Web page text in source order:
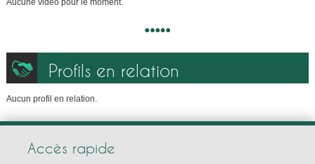
Aucune vidéo pour le moment.
Profils en relation
Aucun profil en relation.
Accès rapide